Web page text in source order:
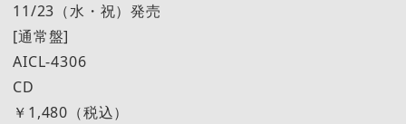
11/23（水・祝）発売
[通常盤]
AICL-4306
CD
￥1,480（税込）